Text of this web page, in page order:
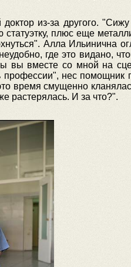
доктор из-за другого.
статуэтку, плюс еще
Алла Ильинична
где это видано,
вы вместе со мной на
профессии", нес
время смущенно
растерялась. И за что?".